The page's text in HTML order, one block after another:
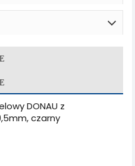
DONAU z
czarny